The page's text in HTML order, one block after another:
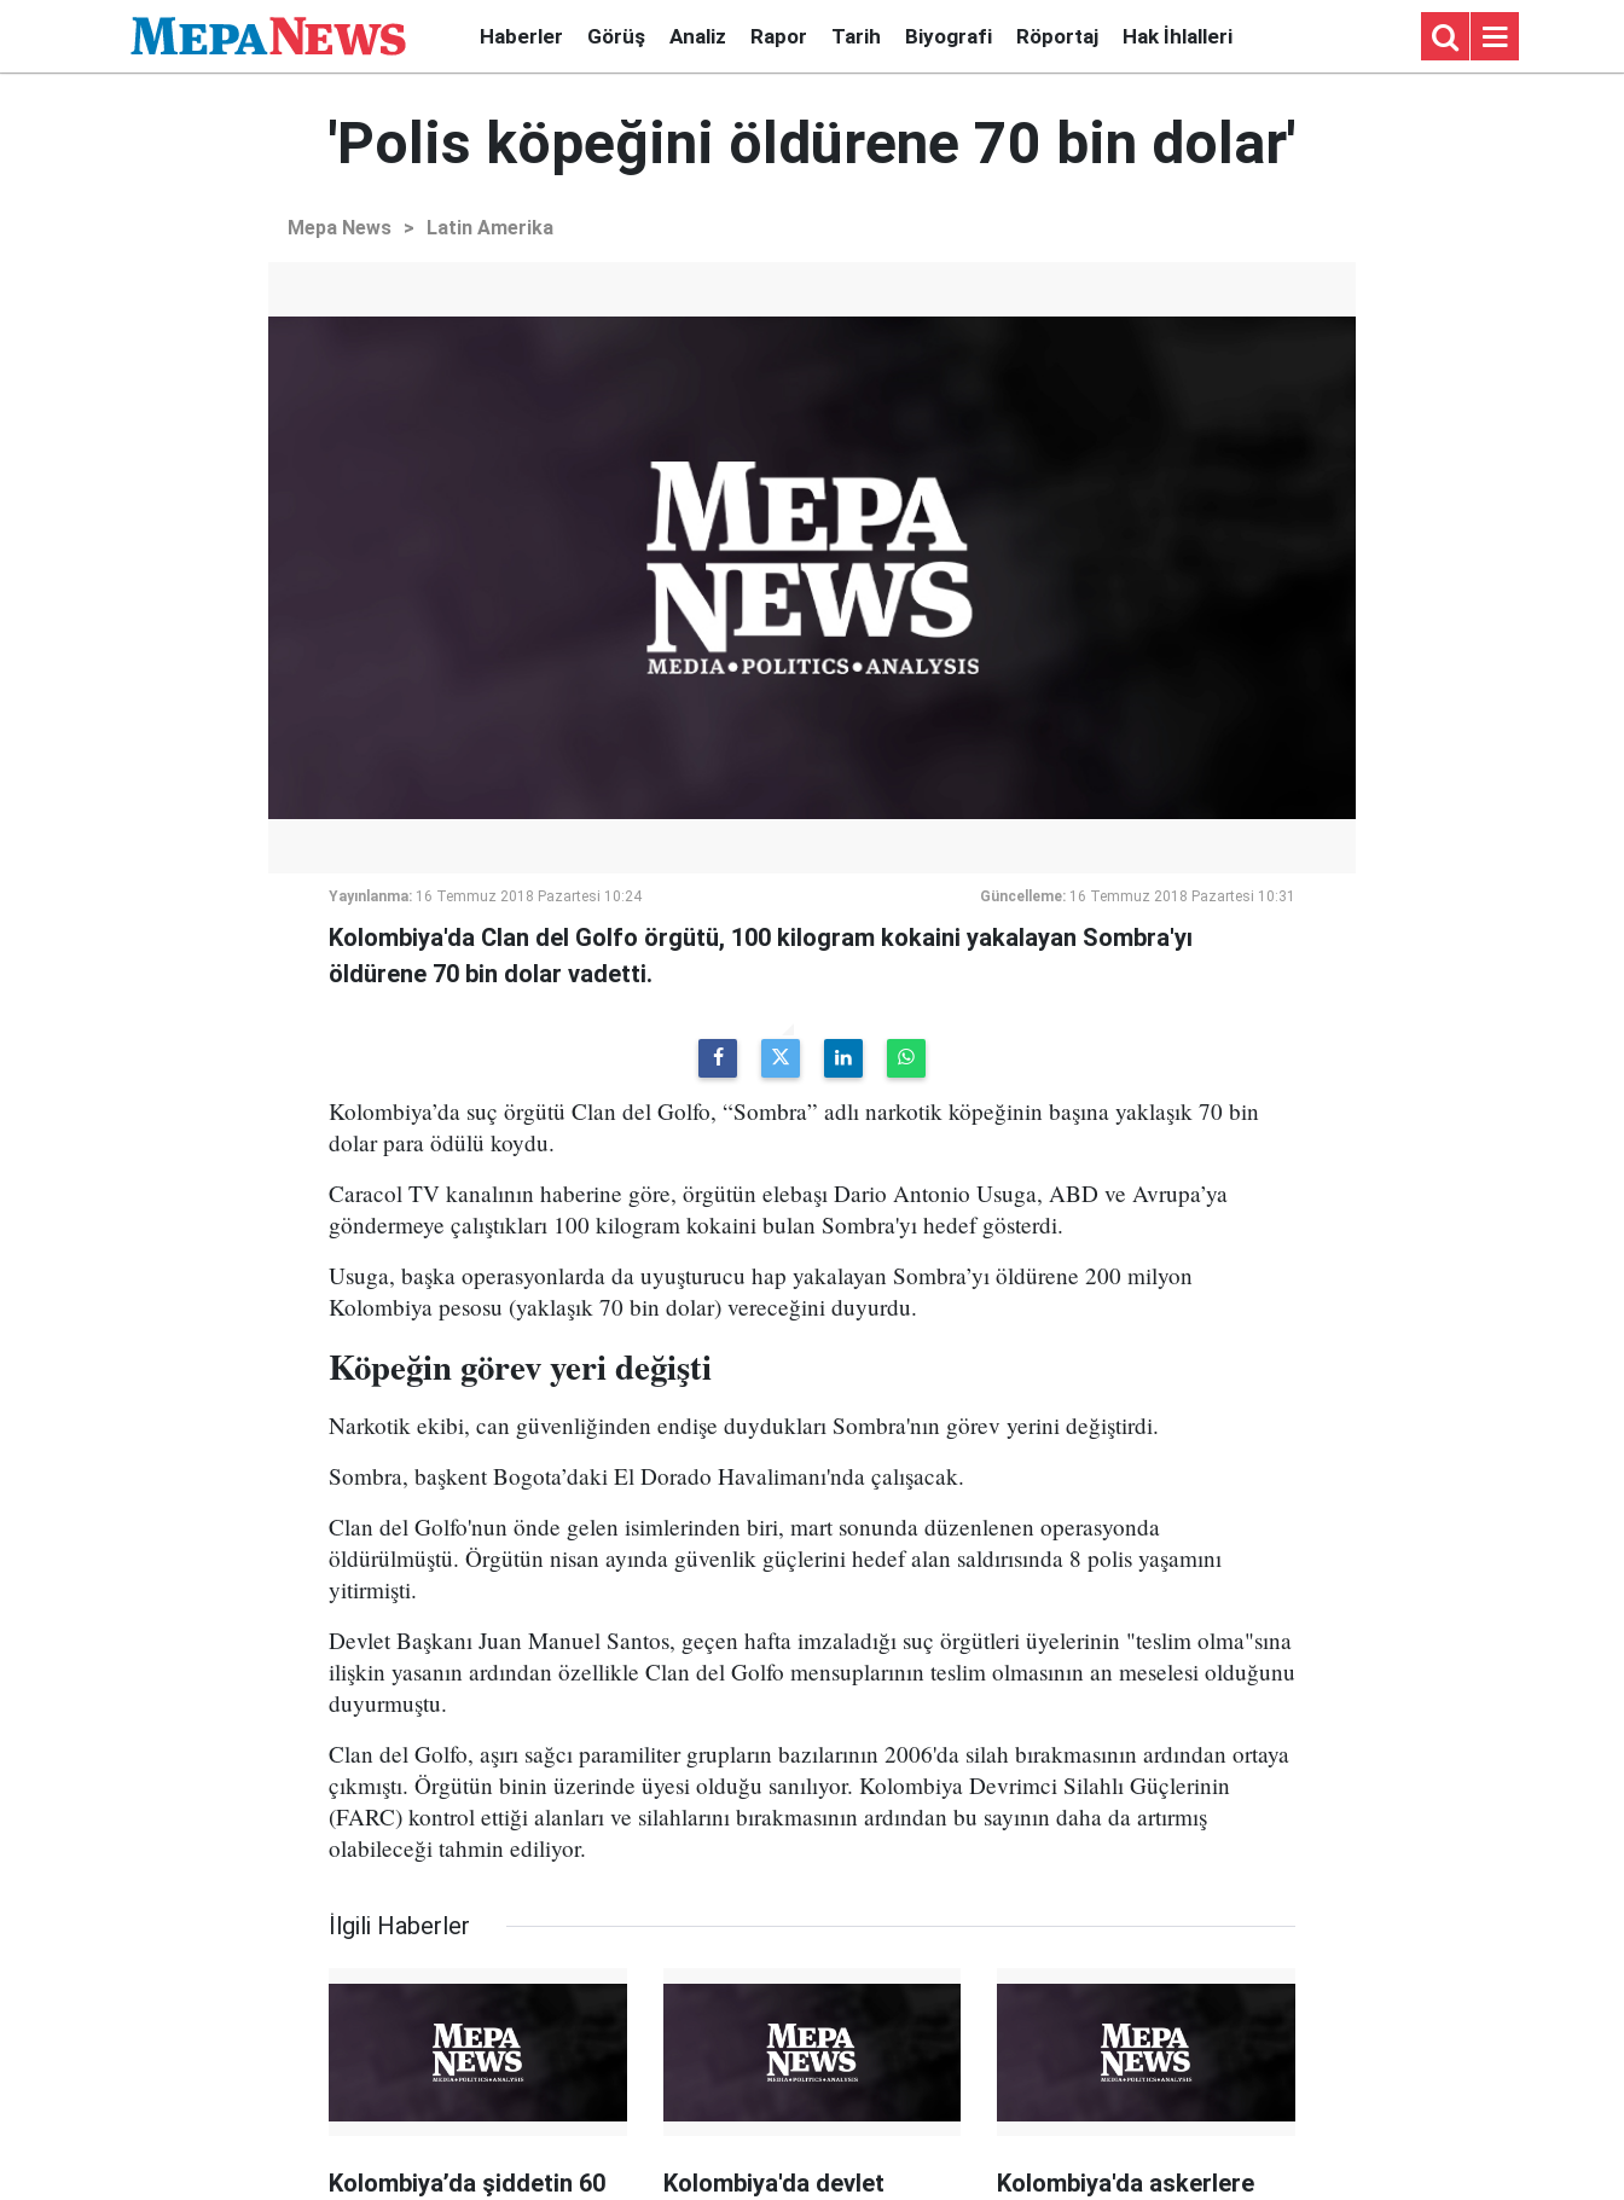
Haberler Görüş Analiz Rapor Tarih Biyografi Röportaj Hak İhlalleri
'Polis köpeğini öldürene 70 bin dolar'
Mepa News > Latin Amerika
Yayınlanma: 16 Temmuz 2018 Pazartesi 10:24 Güncelleme: 16 Temmuz 2018 Pazartesi 10:31
Kolombiya'da Clan del Golfo örgütü, 100 kilogram kokaini yakalayan Sombra'yı
öldürene 70 bin dolar vadetti.
Kolombiya’da suç örgütü Clan del Golfo, “Sombra” adlı narkotik köpeğinin başına yaklaşık 70 bin
dolar para ödülü koydu.
Caracol TV kanalının haberine göre, örgütün elebaşı Dario Antonio Usuga, ABD ve Avrupa’ya
göndermeye çalıştıkları 100 kilogram kokaini bulan Sombra'yı hedef gösterdi.
Usuga, başka operasyonlarda da uyuşturucu hap yakalayan Sombra’yı öldürene 200 milyon
Kolombiya pesosu (yaklaşık 70 bin dolar) vereceğini duyurdu.
Köpeğin görev yeri değişti
Narkotik ekibi, can güvenliğinden endişe duydukları Sombra'nın görev yerini değiştirdi.
Sombra, başkent Bogota’daki El Dorado Havalimanı'nda çalışacak.
Clan del Golfo'nun önde gelen isimlerinden biri, mart sonunda düzenlenen operasyonda
öldürülmüştü. Örgütün nisan ayında güvenlik güçlerini hedef alan saldırısında 8 polis yaşamını
yitirmişti.
Devlet Başkanı Juan Manuel Santos, geçen hafta imzaladığı suç örgütleri üyelerinin "teslim olma"sına
ilişkin yasanın ardından özellikle Clan del Golfo mensuplarının teslim olmasının an meselesi olduğunu
duyurmuştu.
Clan del Golfo, aşırı sağcı paramiliter grupların bazılarının 2006'da silah bırakmasının ardından ortaya
çıkmıştı. Örgütün binin üzerinde üyesi olduğu sanılıyor. Kolombiya Devrimci Silahlı Güçlerinin
(FARC) kontrol ettiği alanları ve silahlarını bırakmasının ardından bu sayının daha da artırmış
olabileceği tahmin ediliyor.
İlgili Haberler
Kolombiya’da şiddetin 60
Kolombiya'da devlet
Kolombiya'da askerlere